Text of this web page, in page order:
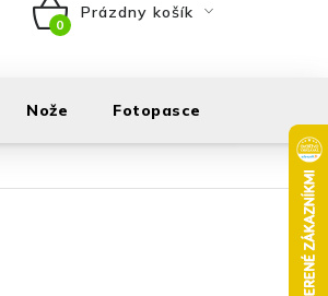
NÁKUPNÝ
Prázdny košík
Nože Fotopasce